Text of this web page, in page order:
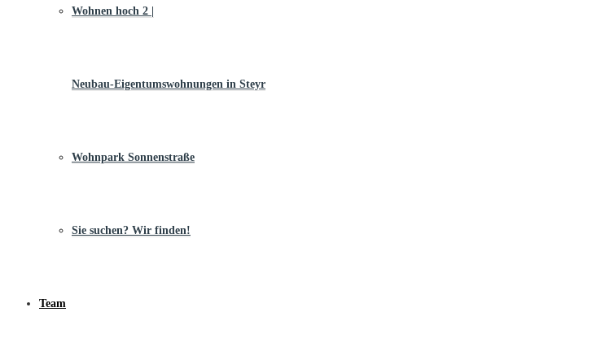
Wohnen hoch 2 |
Neubau-Eigentumswohnungen in Steyr
Wohnpark Sonnenstraße
Sie suchen? Wir finden!
Team